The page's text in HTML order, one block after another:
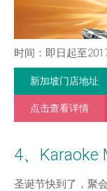
时间：即日起至
新加坡门店地址
点击查看详情
4、Karaoke
圣诞节快到了，聚